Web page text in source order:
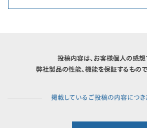
投稿内容は、お客様個人の感想
弊社製品の性能、機能を保証するもので